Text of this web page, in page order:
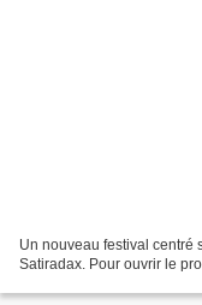
Un nouveau festival centré
Satiradax. Pour ouvrir le